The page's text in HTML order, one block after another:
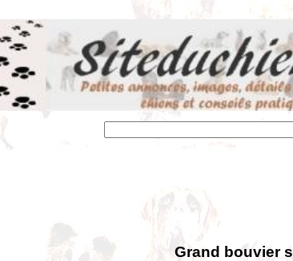
Grand bouvier